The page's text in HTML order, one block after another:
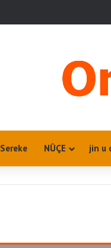
Sereke NÛÇE jin u